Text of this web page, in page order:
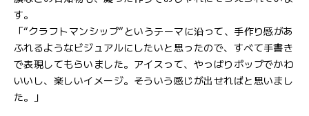
す。
「“クラフトマンシップ”というテーマに沿って、手作り感があ
ふれるようなビジュアルにしたいと思ったので、すべて手書き
で表現してもらいました。アイスって、やっぱりポップでかわ
いいし、楽しいイメージ。そういう感じが出せればと思いまし
た。」